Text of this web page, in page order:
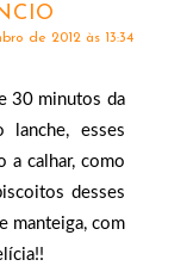
de 2012 às 13:34
30 minutos da
lanche, esses
a calhar, como
desses
manteiga, com